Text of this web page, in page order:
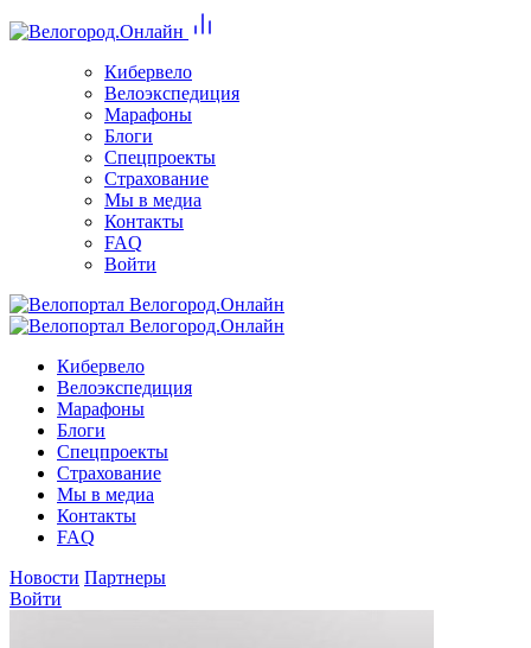
Кибервело
Велоэкспедиция
Марафоны
Блоги
Спецпроекты
Страхование
Мы в медиа
Контакты
FAQ
Войти
Кибервело
Велоэкспедиция
Марафоны
Блоги
Спецпроекты
Страхование
Мы в медиа
Контакты
FAQ
Новости Партнеры
Войти